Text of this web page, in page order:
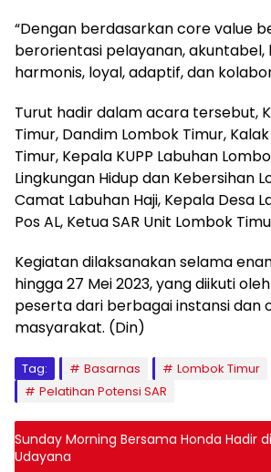
“Dengan berdasarkan core value
berorientasi pelayanan,
harmonis, loyal, adaptif, dan
Turut hadir dalam acara tersebut,
Timur, Dandim Lombok Timur,
Timur, Kepala KUPP Labuhan
Lingkungan Hidup dan Kebersihan
Camat Labuhan Haji, Kepala Desa
Pos AL, Ketua SAR Unit Lombok
Kegiatan dilaksanakan selama
hingga 27 Mei 2023, yang diikuti
peserta dari berbagai instansi dan
masyarakat. (Din)
Tag: Basarnas
Lombok Timur
Pelatihan Potensi SAR
Sunday Morning Bersama Honda Hadir
Udayana